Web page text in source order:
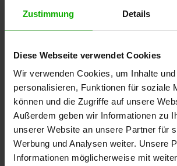
Zustimmung Details
Diese Webseite verwendet Cookies
Wir verwenden Cookies, um Inhalte
personalisieren, Funktionen für soziale
können und die Zugriffe auf unsere
Außerdem geben wir Informationen zu
unserer Website an unsere Partner für
Werbung und Analysen weiter. Unsere
Informationen möglicherweise mit
Gesche Ratfeld ist Apothekerin für
Allgemeinpharmazie und Geriatrie.
Tätigkeit in der öffentlichen Apotheke